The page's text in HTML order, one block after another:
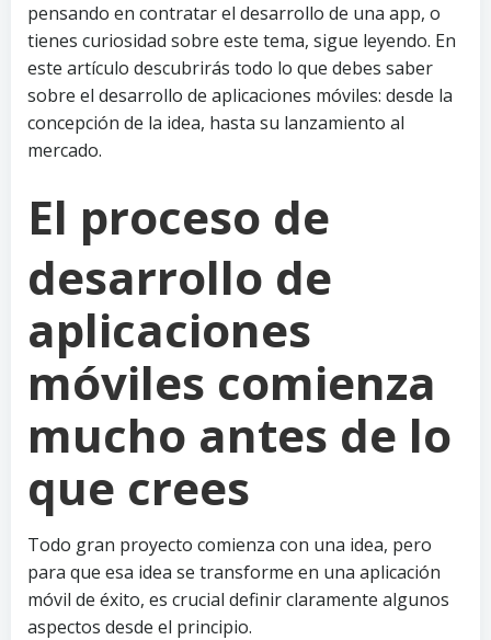
pensando en contratar el desarrollo de una app, o
tienes curiosidad sobre este tema, sigue leyendo. En
este artículo descubrirás todo lo que debes saber
sobre el desarrollo de aplicaciones móviles: desde la
concepción de la idea, hasta su lanzamiento al
mercado.
El proceso de
desarrollo de
aplicaciones
móviles comienza
mucho antes de lo
que crees
Todo gran proyecto comienza con una idea, pero
para que esa idea se transforme en una aplicación
móvil de éxito, es crucial definir claramente algunos
aspectos desde el principio.